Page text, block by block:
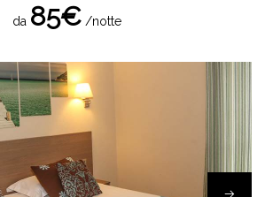
da 85€/notte